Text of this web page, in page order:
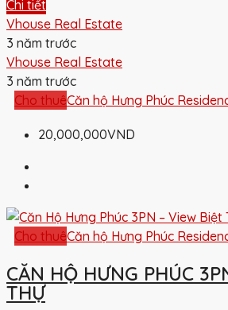
Chi tiết
Vhouse Real Estate
3 năm trước
Vhouse Real Estate
3 năm trước
Cho thuêCăn hộ Hưng Phúc
20,000,000VND
Cho thuêCăn hộ Hưng Phúc
CĂN HỘ HƯNG PHÚC
THỰ